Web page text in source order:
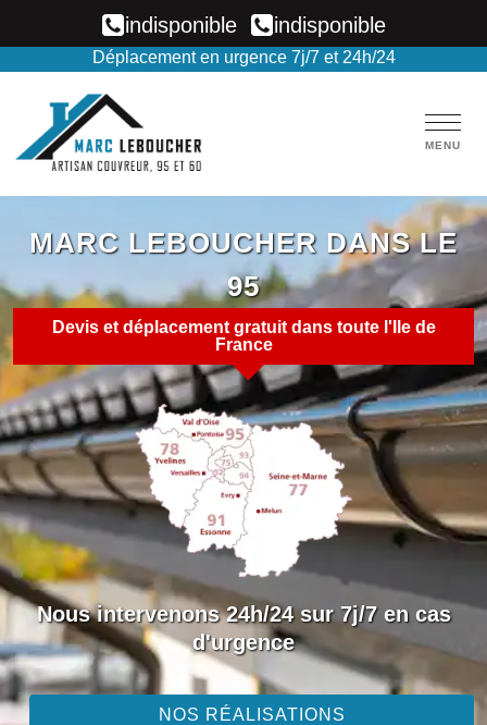
indisponible indisponible
Déplacement en urgence 7j/7 et 24h/24
MENU
MARC LEBOUCHER DANS LE
95
Devis et déplacement gratuit dans toute l'Ile de
France
Nous intervenons 24h/24 sur 7j/7 en cas
d'urgence
NOS RÉALISATIONS